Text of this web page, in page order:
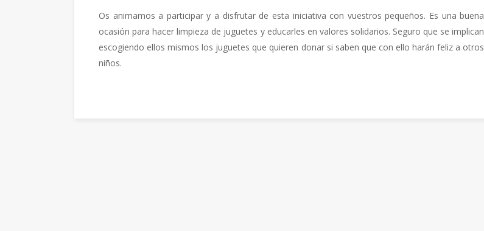
Os animamos a participar y a disfrutar de esta iniciativa con vuestros pequeños. Es una buena
ocasión para hacer limpieza de juguetes y educarles en valores solidarios. Seguro que se implican
escogiendo ellos mismos los juguetes que quieren donar si saben que con ello harán feliz a otros
niños.